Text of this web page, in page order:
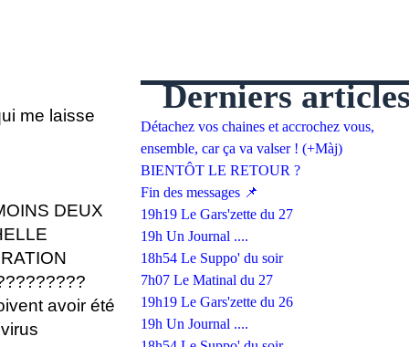
me laisse
DEUX
avoir été
Derniers
Détachez vos chaines et accrochez vous,
ensemble, car ça va valser ! (+Màj)
BIENTÔT LE RETOUR ?
Fin des messages 📌
19h19 Le Gars'zette du 27
19h Un Journal ....
18h54 Le Suppo' du soir
7h07 Le Matinal du 27
19h19 Le Gars'zette du 26
19h Un Journal ....